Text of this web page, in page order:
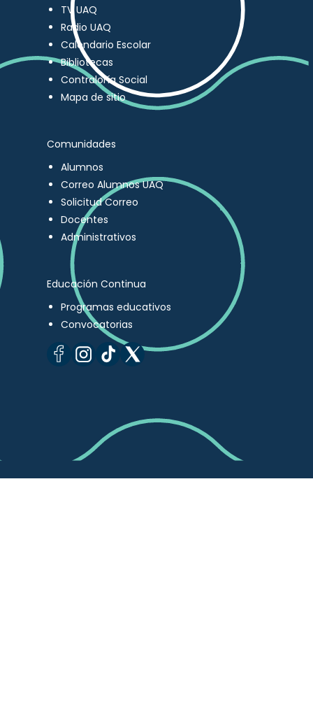
TV UAQ
Radio UAQ
Calendario Escolar
Bibliotecas
Contraloría Social
Mapa de sitio
Comunidades
Alumnos
Correo Alumnos UAQ
Solicitud Correo
Docentes
Administrativos
Educación Continua
Programas educativos
Convocatorias